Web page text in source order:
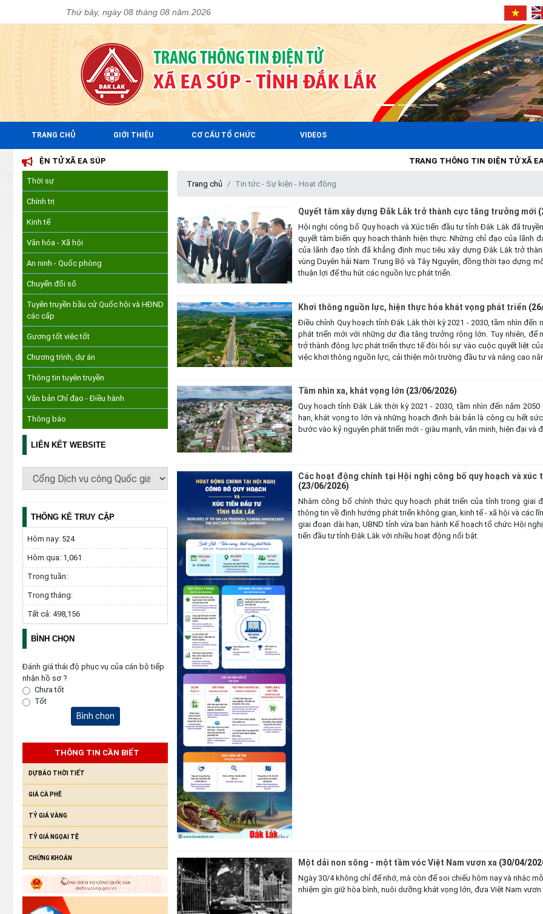
Thứ bảy, ngày 08 tháng 08 năm 2026
TRANG CHỦ GIỚI THIỆU CƠ CẤU TỔ CHỨC VIDEOS
XÃ EA SÚP TRANG THÔNG TIN ĐIỆN TỬ XÃ EA SÚP
Thời sự
Chính trị
Kinh tế
Văn hóa - Xã hội
An ninh - Quốc phòng
Chuyển đổi số
Tuyên truyền bầu cử Quốc hội và HĐND
các cấp
Gương tốt việc tốt
Chương trình, dự án
Thông tin tuyên truyền
Văn bản Chỉ đạo - Điều hành
Thông báo
LIÊN KẾT WEBSITE
THỐNG KÊ TRUY CẬP
Hôm nay: 524
Hôm qua: 1,061
Trong tuần:
Trong tháng:
Tất cả: 498,156
BÌNH CHỌN
Đánh giá thái độ phục vụ của cán bộ tiếp
nhận hồ sơ ?
Chưa tốt
Tốt
Bình chọn
THÔNG TIN CẦN BIẾT
DỰ BÁO THỜI TIẾT
GIÁ CÀ PHÊ
TỶ GIÁ VÀNG
TỶ GIÁ NGỌAI TỆ
CHỨNG KHOÁN
Trang chủ Tin tức - Sự kiện - Hoạt động
Quyết tâm xây dựng Đắk Lắk trở thành cực tăng trưởng mới
Hội nghị công bố Quy hoạch và Xúc tiến đầu tư tỉnh Đắk Lắk đã
quyết tâm biến quy hoạch thành hiện thực. Những chỉ đạo của lãnh
của lãnh đạo tỉnh đã khẳng định mục tiêu xây dựng Đắk Lắk trở
vùng Duyên hải Nam Trung Bộ và Tây Nguyên, đồng thời tạo dựng
thuận lợi để thu hút các nguồn lực phát triển.
Khơi thông nguồn lực, hiện thực hóa khát vọng phát triển
Điều chỉnh Quy hoạch tỉnh Đắk Lắk thời kỳ 2021 - 2030, tầm nhìn đến
phát triển mới với những dư địa tăng trưởng rộng lớn. Tuy nhiên, để
trở thành động lực phát triển thực tế đòi hỏi sự vào cuộc quyết liệt
việc khơi thông nguồn lực, cải thiện môi trường đầu tư và nâng cao
Tầm nhìn xa, khát vọng lớn (23/06/2026)
Quy hoạch tỉnh Đắk Lắk thời kỳ 2021 - 2030, tầm nhìn đến năm
hạn, khát vọng to lớn và những hoạch định bài bản là công cụ hết
bước vào kỷ nguyên phát triển mới - giàu mạnh, văn minh, hiện đại và
Các hoạt động chính tại Hội nghị công bố quy hoạch và
(23/06/2026)
Nhằm công bố chính thức quy hoạch phát triển của tỉnh trong giai
thông tin về định hướng phát triển không gian, kinh tế - xã hội và các
giai đoạn dài hạn, UBND tỉnh vừa ban hành Kế hoạch tổ chức Hội
tiến đầu tư tỉnh Đắk Lắk với nhiều hoạt động nổi bật.
Một dải non sông - một tầm vóc Việt Nam vươn xa (30/04/
Ngày 30/4 không chỉ để nhớ, mà còn để soi chiếu hôm nay và nhắc
nhiệm gìn giữ hòa bình, nuôi dưỡng khát vọng lớn, đưa Việt Nam